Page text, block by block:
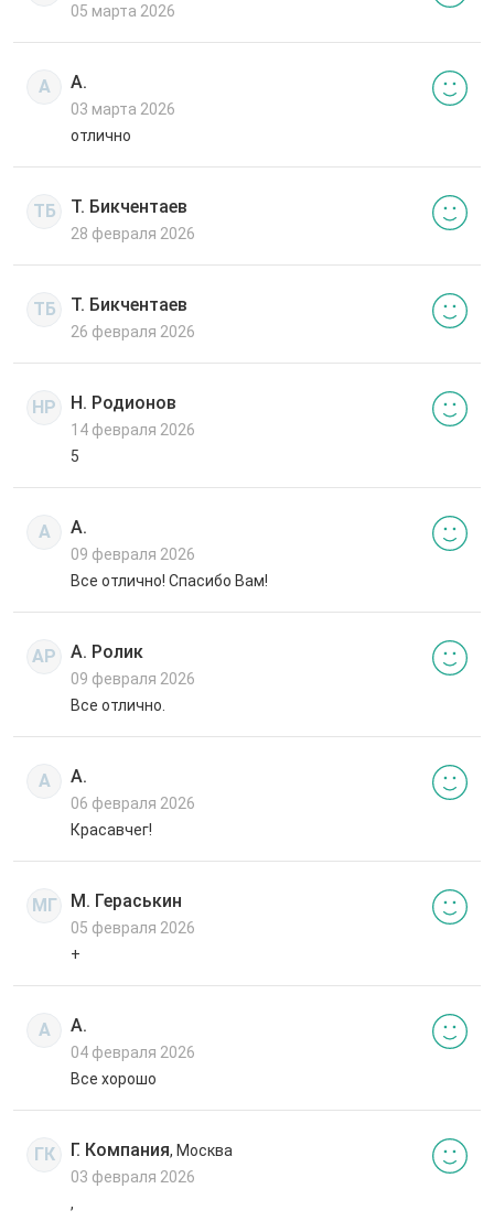
05 марта 2026
А А.
03 марта 2026
отлично
ТБ Т. Бикчентаев
28 февраля 2026
ТБ Т. Бикчентаев
26 февраля 2026
НР Н. Родионов
14 февраля 2026
5
А А.
09 февраля 2026
Все отлично! Спасибо Вам!
АР А. Ролик
09 февраля 2026
Все отлично.
А А.
06 февраля 2026
Красавчег!
МГ М. Гераськин
05 февраля 2026
+
А А.
04 февраля 2026
Все хорошо
ГК Г. Компания, Москва
03 февраля 2026
,